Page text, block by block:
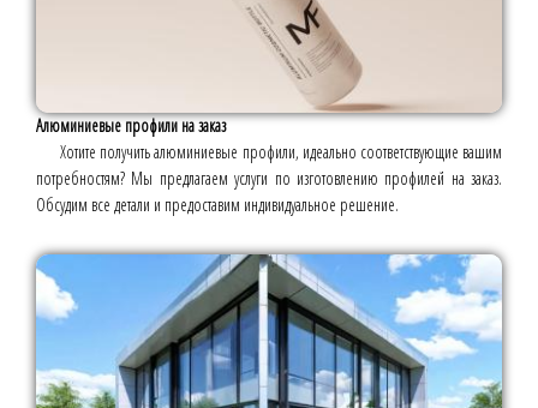
Алюминиевые профили на заказ
Хотите получить алюминиевые профили, идеально соответствующие вашим
потребностям? Мы предлагаем услуги по изготовлению профилей на заказ.
Обсудим все детали и предоставим индивидуальное решение.